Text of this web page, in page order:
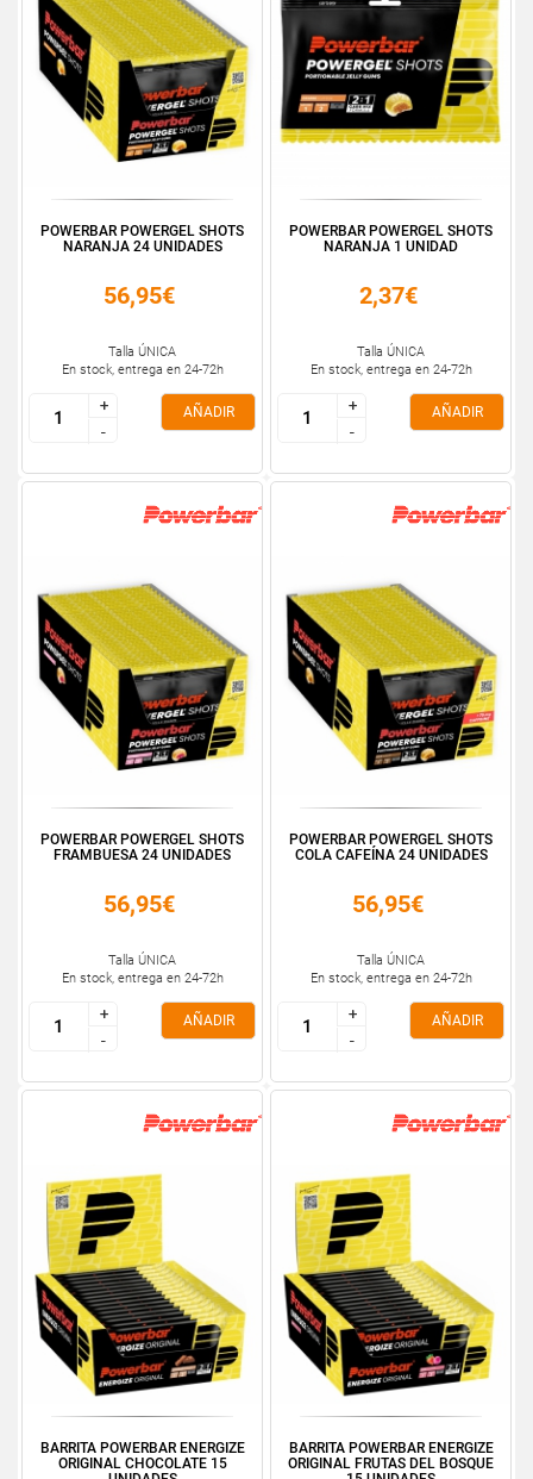
POWERBAR POWERGEL SHOTS
NARANJA 24 UNIDADES
56,95€
Talla ÚNICA
En stock, entrega en 24-72h
+
-
+
-
AÑADIR
POWERBAR POWERGEL SHOTS
NARANJA 1 UNIDAD
2,37€
Talla ÚNICA
En stock, entrega en 24-72h
+
-
+
-
AÑADIR
POWERBAR POWERGEL SHOTS
FRAMBUESA 24 UNIDADES
56,95€
Talla ÚNICA
En stock, entrega en 24-72h
+
-
+
-
AÑADIR
POWERBAR POWERGEL SHOTS
COLA CAFEÍNA 24 UNIDADES
56,95€
Talla ÚNICA
En stock, entrega en 24-72h
+
-
+
-
AÑADIR
BARRITA POWERBAR ENERGIZE
ORIGINAL CHOCOLATE 15
BARRITA POWERBAR ENERGIZE
ORIGINAL FRUTAS DEL BOSQUE